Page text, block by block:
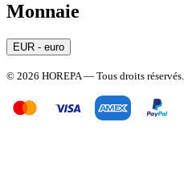
Monnaie
EUR - euro
© 2026 HOREPA — Tous droits réservés.